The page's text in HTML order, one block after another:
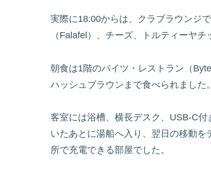
実際に18:00からは、クラブラウンジ
（Falafel）、チーズ、トルティーヤチ
朝食は1階のバイツ・レストラン（
ハッシュブラウンまで食べられました。
客室には浴槽、横長デスク、USB-C
いたあとに湯船へ入り、翌日の移動
所で充電できる部屋でした。